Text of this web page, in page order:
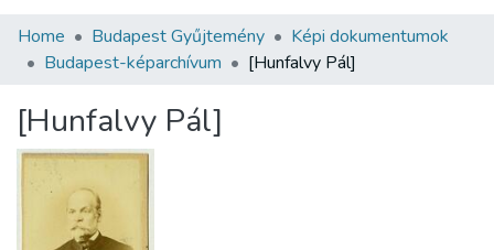
Communities & Collections
Statistics
Home Budapest Gyűjtemény
Képi dokumentumok
Budapest-képarchívum
[Hunfalvy Pál]
[Hunfalvy Pál]